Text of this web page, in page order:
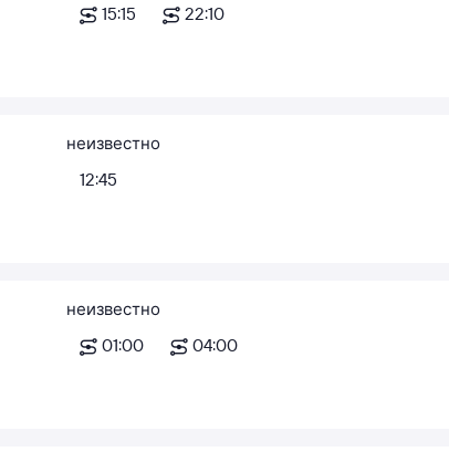
15:15
22:10
неизвестно
12:45
неизвестно
01:00
04:00